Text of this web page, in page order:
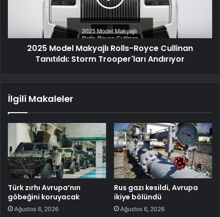
2025 Model Makyajlı Rolls-Royce Cullinan
Tanıtıldı: Storm Trooper'ları Andırıyor
İlgili Makaleler
Türk zırhı Avrupa’nın
göbeğini koruyacak
Ağustos 6, 2026
Rus gazı kesildi, Avrupa
ikiye bölündü
Ağustos 6, 2026